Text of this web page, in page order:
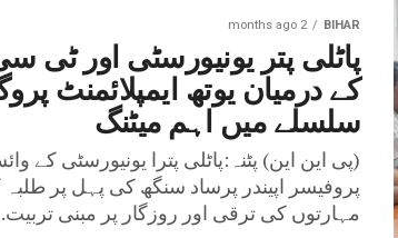
BIHAR
2 months ago
پاٹلی پتر یونیورسٹی اور ٹی
کے درمیان یوتھ ایمپلائمنٹ
سلسلے میں اہم میٹنگ
(پی این این) پٹنہ:پاٹلی پترا یونیورسٹی کے
پروفیسر اپیندر پرساد سنگھ کی پہل پر
مہارتوں کی ترقی اور روزگار پر مبنی